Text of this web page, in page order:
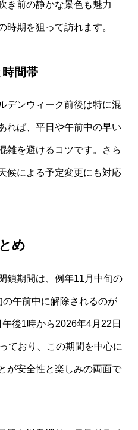
き前の静かな景色も魅力
時期を狙って訪れます。
間帯
デンウィーク前後は特に混
れば、平日や午前中の早い
雑を避けるコツです。さら
候による予定変更にも対応
め
鎖期間は、例年11月中旬の
午前中に解除されるのが
後1時から2026年4月22日
ており、この期間を中心に
が安全性と楽しみの両面で